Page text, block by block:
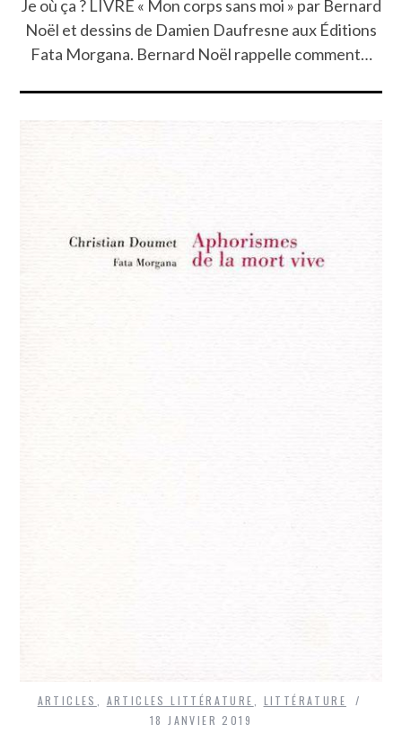
Je où ça ? LIVRE « Mon corps sans moi » par Bernard
Noël et dessins de Damien Daufresne aux Éditions
Fata Morgana. Bernard Noël rappelle comment…
ARTICLES ARTICLES LITTÉRATURE
LITTÉRATURE
18 JANVIER 2019